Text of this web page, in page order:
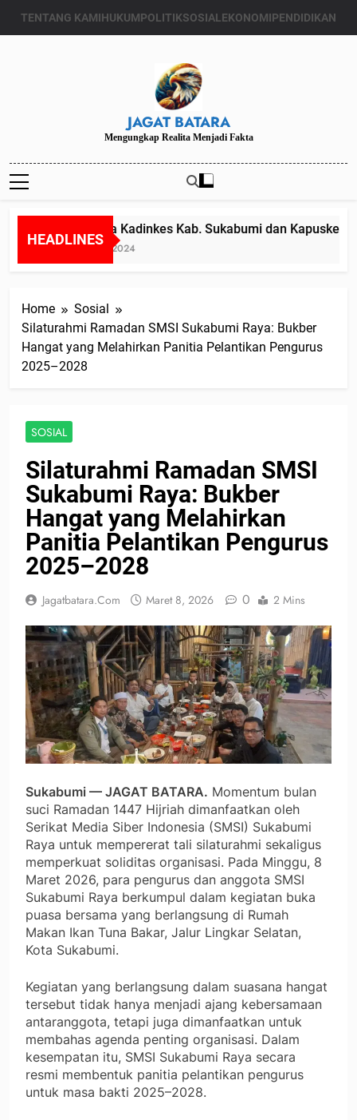
TENTANG KAMIHUKUMPOLITIKSOSIALEKONOMIPENDIDIKAN
JAGAT BATARA
Mengungkap Realita Menjadi Fakta
HEADLINES
Diduga Kadinkes Kab. Sukabumi dan
Juli 24, 2024
Home
Sosial
Silaturahmi Ramadan SMSI Sukabumi Raya: Bukber
Hangat yang Melahirkan Panitia Pelantikan Pengurus
2025–2028
SOSIAL
Silaturahmi Ramadan SMSI
Sukabumi Raya: Bukber
Hangat yang Melahirkan
Panitia Pelantikan Pengurus
2025–2028
Jagatbatara.com Maret 8, 2026 0 2 Mins
Sukabumi — JAGAT BATARA. Momentum bulan
suci Ramadan 1447 Hijriah dimanfaatkan oleh
Serikat Media Siber Indonesia (SMSI) Sukabumi
Raya untuk mempererat tali silaturahmi sekaligus
memperkuat soliditas organisasi. Pada Minggu, 8
Maret 2026, para pengurus dan anggota SMSI
Sukabumi Raya berkumpul dalam kegiatan buka
puasa bersama yang berlangsung di Rumah
Makan Ikan Tuna Bakar, Jalur Lingkar Selatan,
Kota Sukabumi.
Kegiatan yang berlangsung dalam suasana hangat
tersebut tidak hanya menjadi ajang kebersamaan
antaranggota, tetapi juga dimanfaatkan untuk
membahas agenda penting organisasi. Dalam
kesempatan itu, SMSI Sukabumi Raya secara
resmi membentuk panitia pelantikan pengurus
untuk masa bakti 2025–2028.